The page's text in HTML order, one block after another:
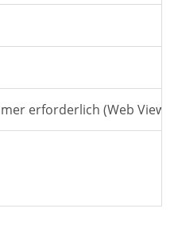
erforderlich (Web